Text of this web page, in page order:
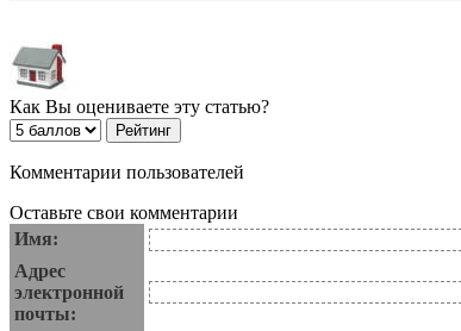
Как Вы оцениваете эту статью?
Комментарии пользователей
Оставьте свои комментарии
Имя:
Адрес
электронной
почты: